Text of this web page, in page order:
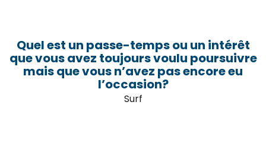
Quel est un passe-temps ou un intérêt
que vous avez toujours voulu poursuivre
mais que vous n’avez pas encore eu
l’occasion?
Surf